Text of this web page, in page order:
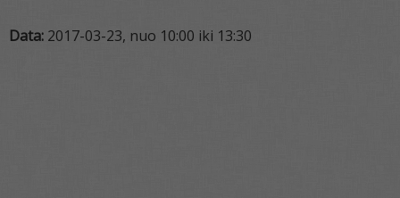
Data: 2017-03-23, nuo 10:00 iki 13:30